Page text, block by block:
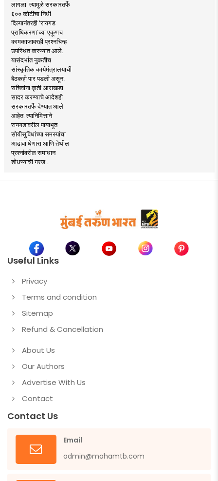
लागला. त्यामुळे सरकारतर्फे
६०० कोटींचा निधी
दिल्यानंतरही ‘रायगड
प्राधिकरणा’च्या एकूणच
कामकाजावरही प्रश्नचिन्ह
उपस्थित करण्यात आले.
यासंदर्भात नुकतीच
सांस्कृतिक कार्यमंत्रालयाची
बैठकही पार पडली असून,
सचिवांना कृती आराखडा
सादर करण्याचे आदेशही
सरकारतर्फे देण्यात आले
आहेत. त्यानिमित्ताने
रायगडावरील पायाभूत
सोयीसुविधांच्या समस्यांचा
आढावा घेणारा आणि तेथील
प्रश्नांवरील समाधान
शोधण्याची गरज ..
Useful Links
Privacy
Terms and condition
Sitemap
Refund & Cancellation
About Us
Our Authors
Advertise With Us
Contact
Contact Us
Email
admin@mahamtb.com